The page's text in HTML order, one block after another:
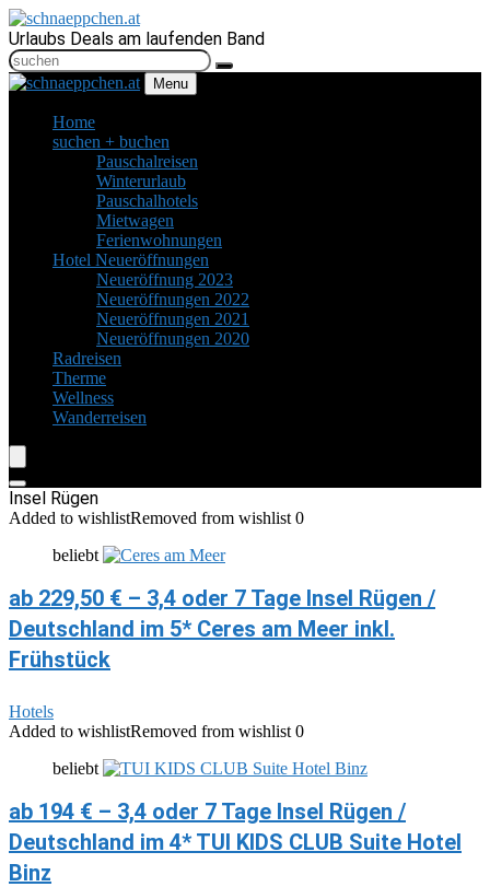
Urlaubs Deals am laufenden Band
Menu
Home
suchen + buchen
Pauschalreisen
Winterurlaub
Pauschalhotels
Mietwagen
Ferienwohnungen
Hotel Neueröffnungen
Neueröffnung 2023
Neueröffnungen 2022
Neueröffnungen 2021
Neueröffnungen 2020
Radreisen
Therme
Wellness
Wanderreisen
Insel Rügen
Added to wishlistRemoved from wishlist 0
beliebt
ab 229,50 € – 3,4 oder 7 Tage Insel Rügen /
Deutschland im 5* Ceres am Meer inkl.
Frühstück
Hotels
Added to wishlistRemoved from wishlist 0
beliebt
ab 194 € – 3,4 oder 7 Tage Insel Rügen /
Deutschland im 4* TUI KIDS CLUB Suite Hotel
Binz